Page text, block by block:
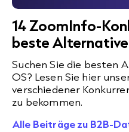
14 ZoomInfo-
beste
Suchen Sie die besten
OS? Lesen Sie hier
verschiedener
zu bekommen.
Alle Beiträge zu B2B-